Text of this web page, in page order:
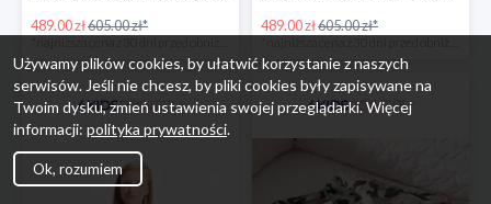
489.00 zł605.00 zł* 489.00 zł605.00 zł*
Używamy plików cookies, by ułatwić korzystanie z naszych
serwisów. Jeśli nie chcesz, by pliki cookies były zapisywane na
Twoim dysku, zmień ustawienia swojej przeglądarki. Więcej
informacji: polityka prywatności.
Ok, rozumiem